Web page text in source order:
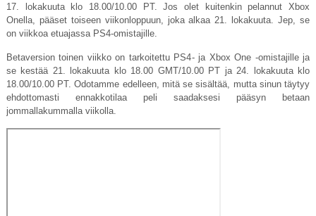
17. lokakuuta klo 18.00/10.00 PT. Jos olet kuitenkin pelannut Xbox
Onella, pääset toiseen viikonloppuun, joka alkaa 21. lokakuuta. Jep, se
on viikkoa etuajassa PS4-omistajille.
Betaversion toinen viikko on tarkoitettu PS4- ja Xbox One -omistajille ja
se kestää 21. lokakuuta klo 18.00 GMT/10.00 PT ja 24. lokakuuta klo
18.00/10.00 PT. Odotamme edelleen, mitä se sisältää, mutta sinun täytyy
ehdottomasti ennakkotilaa peli saadaksesi pääsyn betaan
jommallakummalla viikolla.